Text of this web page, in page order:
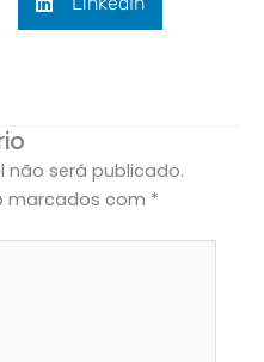
não será publicado.
marcados com *